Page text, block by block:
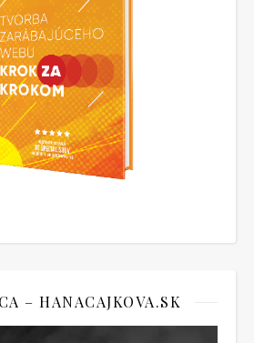
– HANACAJKOVA.SK